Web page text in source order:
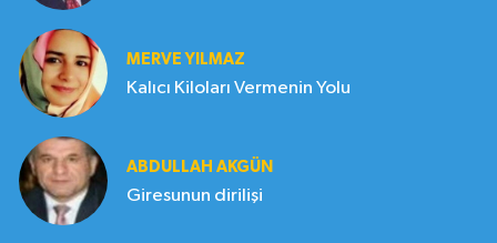
MERVE YILMAZ
Kalıcı Kiloları Vermenin Yolu
ABDULLAH AKGÜN
Giresunun dirilişi